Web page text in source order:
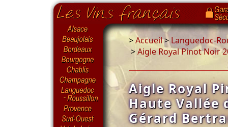
>Accueil>Languedoc-
>Aigle Royal Pinot Noir
Aigle Royal
Haute Vallée
Gérard